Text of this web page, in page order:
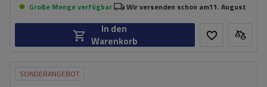
Große Menge verfügbar
Wir versenden schon am11. August
In den
Warenkorb
SONDERANGEBOT